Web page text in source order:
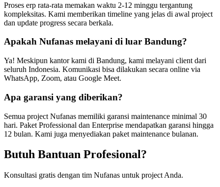
Proses erp rata-rata memakan waktu 2-12 minggu tergantung
kompleksitas. Kami memberikan timeline yang jelas di awal project
dan update progress secara berkala.
Apakah Nufanas melayani di luar Bandung?
Ya! Meskipun kantor kami di Bandung, kami melayani client dari
seluruh Indonesia. Komunikasi bisa dilakukan secara online via
WhatsApp, Zoom, atau Google Meet.
Apa garansi yang diberikan?
Semua project Nufanas memiliki garansi maintenance minimal 30
hari. Paket Professional dan Enterprise mendapatkan garansi hingga
12 bulan. Kami juga menyediakan paket maintenance bulanan.
Butuh Bantuan Profesional?
Konsultasi gratis dengan tim Nufanas untuk project Anda.